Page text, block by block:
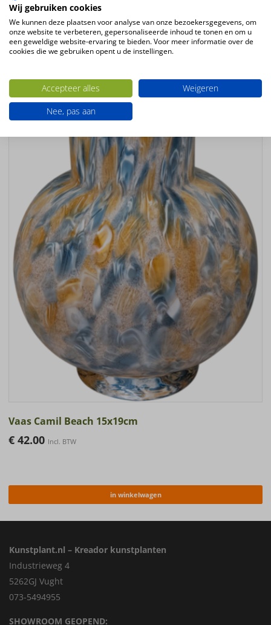
14cm
Ook interessant
Vaas Camil Beach 15x19cm
€ 42.00 Incl. BTW
in winkelwagen
Kunstplant.nl – Kreador kunstplanten
Industrieweg 4
5262GJ Vught
073-5494955
SHOWROOM GEOPEND:
Wij gebruiken cookies
We kunnen deze plaatsen voor analyse van onze bezoekersgegevens, om
onze website te verbeteren, gepersonaliseerde inhoud te tonen en om u
een geweldige website-ervaring te bieden. Voor meer informatie over de
cookies die we gebruiken opent u de instellingen.
Accepteer alles
Weigeren
Nee, pas aan